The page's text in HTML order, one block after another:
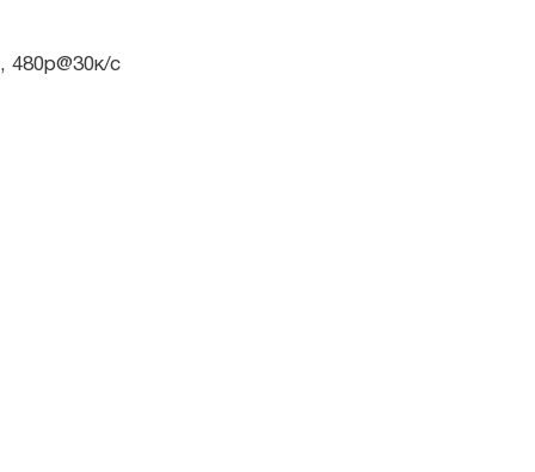
480p@30к/с